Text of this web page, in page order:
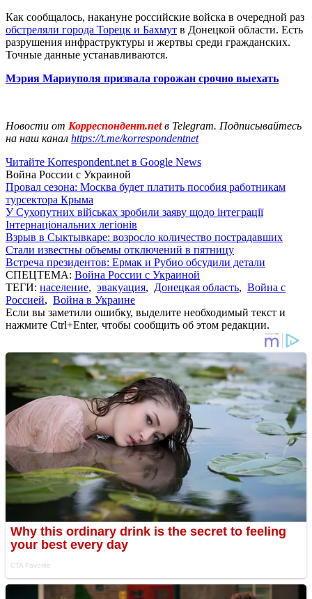
Как сообщалось, накануне российские войска в очередной раз
обстреляли города Торецк и Бахмут в Донецкой области. Есть
разрушения инфраструктуры и жертвы среди гражданских.
Точные данные устанавливаются.
Мэрия Мариуполя призвала горожан срочно выехать
Новости от Корреспондент.netв Telegram. Подписывайтесь
на наш канал https://t.me/korrespondentnet
Читайте Korrespondent.net в Google News
Война России с Украиной
Провал сезона: Москва будет платить пособия работникам
турсектора Крыма
У Сухопутних військах зробили заяву щодо інтеграції
Інтернаціональних легіонів
Взрыв в Сыктывкаре: возросло количество пострадавших
Стали известны объемы отключений в пятницу
Встреча президентов: Ермак и Рубио обсудили детали
СПЕЦТЕМА: Война России с Украиной
ТЕГИ: население, эвакуация, Донецкая область, Война с
Россией, Война в Украине
Если вы заметили ошибку, выделите необходимый текст и
нажмите Ctrl+Enter, чтобы сообщить об этом редакции.